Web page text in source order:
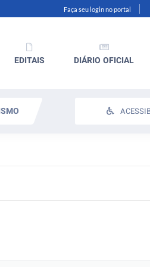
Faça seu login no portal
EDITAIS DIÁRIO OFICIAL